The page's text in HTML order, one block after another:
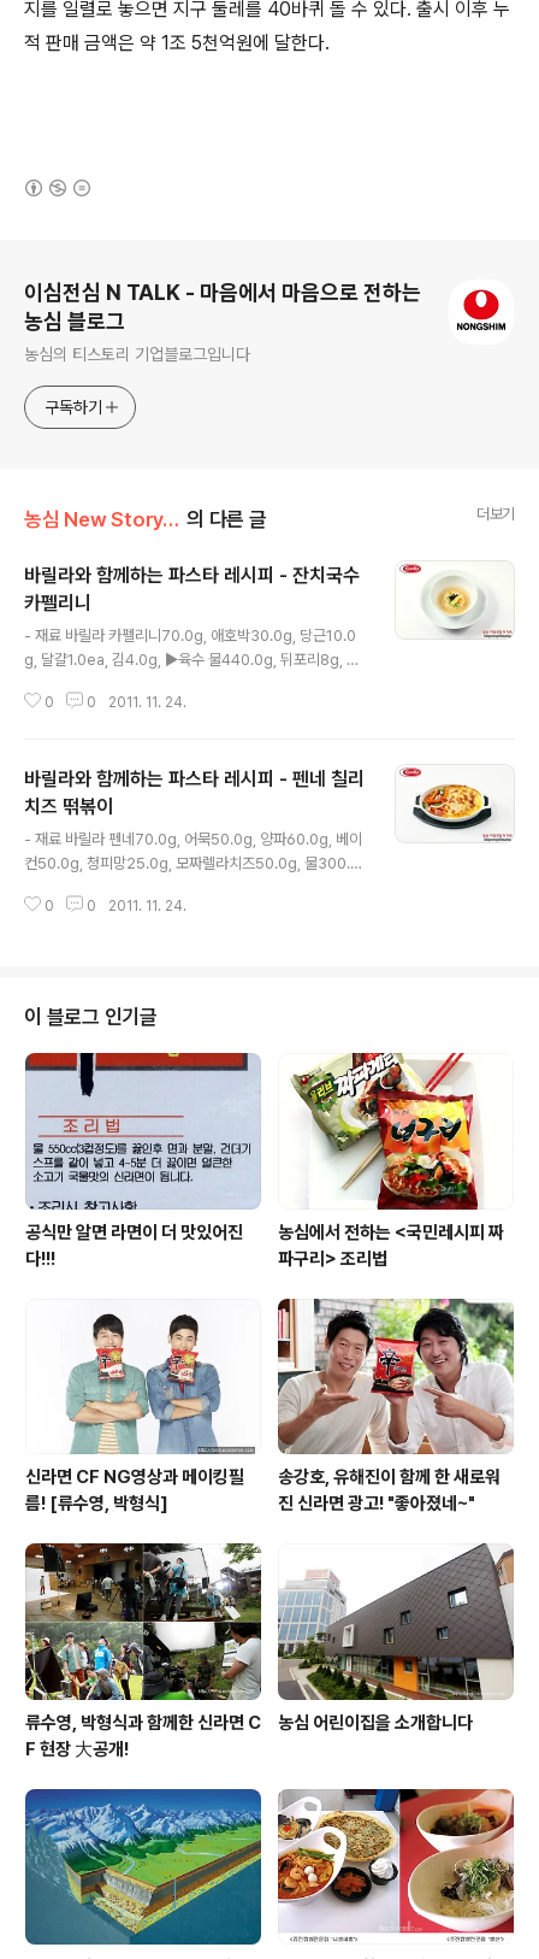
지를 일렬로 놓으면 지구 둘레를 40바퀴 돌 수 있다. 출시 이후 누
적 판매 금액은 약 1조 5천억원에 달한다.
이심전심 N TALK - 마음에서 마음으로 전하는
농심 블로그
농심의 티스토리 기업블로그입니다
구독하기
농심 New Story/Food N 의 다른 글 더보기
바릴라와 함께하는 파스타 레시피 - 잔치국수
카펠리니
- 재료 바릴라 카펠리니70.0g, 애호박30.0g, 당근10.0
g, 달걀1.0ea, 김4.0g, ▶육수 물440.0g, 뒤포리8g, 다
늘7g, 양파15g, 청양고추4g, 국간장5.6g, 소금2g, 후춧
한다. 3. 물이 끓으면(육수용) 1의 멸치, 뒤포리, 채소를 넣
는다. 4. 거품을 걷어가며 20분 끓인다. 5. 4의 육수를 고
운 체에 거른다. 6. 호박은 씻어 4등분 하여 씨를제거하고
0.3x0.3x5cm로 어슷썬다. 7. 당근은 씻어 0.3x0.3x5
cm로 채썬다. 8. 김은 0.3x0.3x5cm로 채썬다. 9. 달걀..
0 0 2011. 11. 24.
바릴라와 함께하는 파스타 레시피 - 펜네 칠리
치즈 떢볶이
- 재료 바릴라 펜네70.0g, 어묵50.0g, 양파60.0g, 베이
컨50.0g, 청피망25.0g, 모짜렐라치즈50.0g, 물300.0
8.0g - 조리방법 1. 칠리소스, 고추장, 고춧가루, 물엿을 섞
삼각형으로 자른다. 5. 베이컨은 1cm 넓이로 썬다. 6. 팬
에 물과 1의 양념, 양파, 피망, 베이컨을 넣고 2분간 끓인다.
7. 끓으면 2의 펜네를 넣고 2분간 졸여준다. 8. 졸으면 불
을 끄고 그릇에 담아 모짜렐라치즈를 올려 전자레인지에 2
0 0 2011. 11. 24.
이 블로그 인기글
공식만 알면 라면이 더 맛있어진
다!!!
농심에서 전하는 <국민레시피 짜
파구리> 조리법
신라면 CF NG영상과 메이킹필
름! [류수영, 박형식]
송강호, 유해진이 함께 한 새로워
진 신라면 광고! "좋아졌네~"
류수영, 박형식과 함께한 신라면 C
F 현장 大공개!
농심 어린이집을 소개합니다